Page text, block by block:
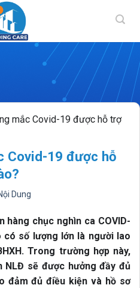
BUILDING
mắc Covid-19 được hỗ trợ
Covid-19 được hỗ
Dung
hàng chục nghìn ca COVID-
số lượng lớn là người lao
Trong trường hợp này,
NLĐ sẽ được hưởng đầy đủ
đảm đủ điều kiện và hồ sơ